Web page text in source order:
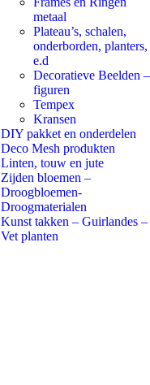
metaal
Plateau’s, schalen,
onderborden, planters,
e.d
Decoratieve Beelden –
figuren
Tempex
Kransen
DIY pakket en onderdelen
Deco Mesh produkten
Linten, touw en jute
Zijden bloemen –
Droogbloemen-
Droogmaterialen
Kunst takken – Guirlandes –
Vet planten